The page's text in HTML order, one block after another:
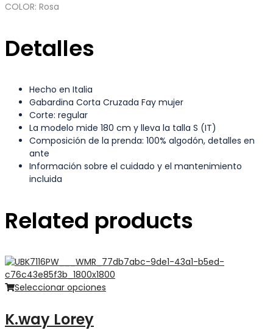
COLOR: Rosa
Detalles
Hecho en Italia
Gabardina Corta Cruzada Fay mujer
Corte: regular
La modelo mide 180 cm y lleva la talla S (IT)
Composición de la prenda: 100% algodón, detalles en
ante
Información sobre el cuidado y el mantenimiento
incluida
Related products
Seleccionar opciones
K.way Lorey